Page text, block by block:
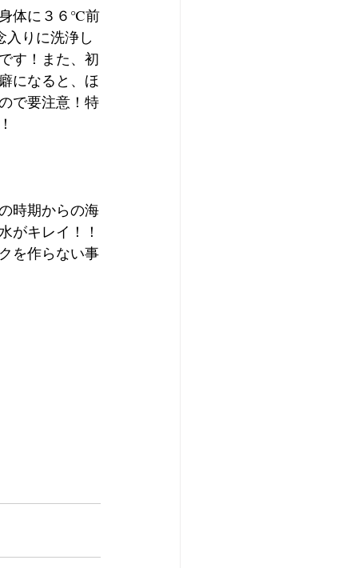
体に３６℃前
りに洗浄し
す！また、初
になると、ほ
で要注意！特
時期からの海
がキレイ！！
を作らない事